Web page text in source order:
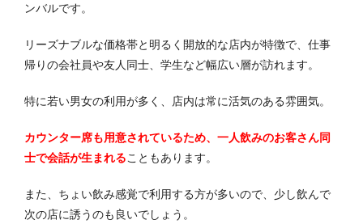
ンバルです。
リーズナブルな価格帯と明るく開放的な店内が特徴で、仕事
帰りの会社員や友人同士、学生など幅広い層が訪れます。
特に若い男女の利用が多く、店内は常に活気のある雰囲気。
カウンター席も用意されているため、一人飲みのお客さん同
士で会話が生まれることもあります。
また、ちょい飲み感覚で利用する方が多いので、少し飲んで
次の店に誘うのも良いでしょう。